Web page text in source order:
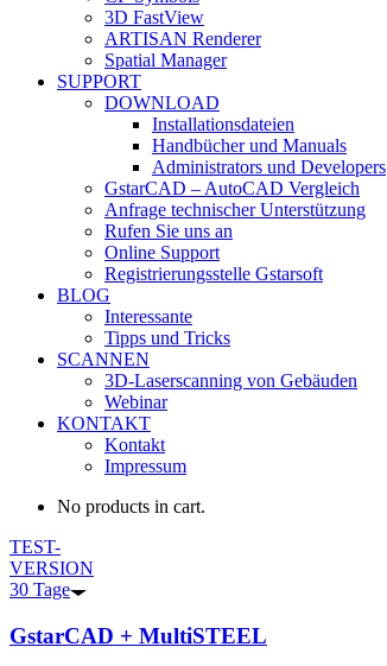
3D FastView
ARTISAN Renderer
Spatial Manager
SUPPORT
DOWNLOAD
Installationsdateien
Handbücher und Manuals
Administrators und Developers
GstarCAD – AutoCAD Vergleich
Anfrage technischer Unterstützung
Rufen Sie uns an
Online Support
Registrierungsstelle Gstarsoft
BLOG
Interessante
Tipps und Tricks
SCANNEN
3D-Laserscanning von Gebäuden
Webinar
KONTAKT
Kontakt
Impressum
No products in cart.
TEST-
VERSION
30 Tage
GstarCAD + MultiSTEEL